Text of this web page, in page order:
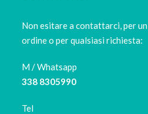
Non esitare a contattarci, per un
ordine o per qualsiasi richiesta:
M / Whatsapp
338 8305990
Tel